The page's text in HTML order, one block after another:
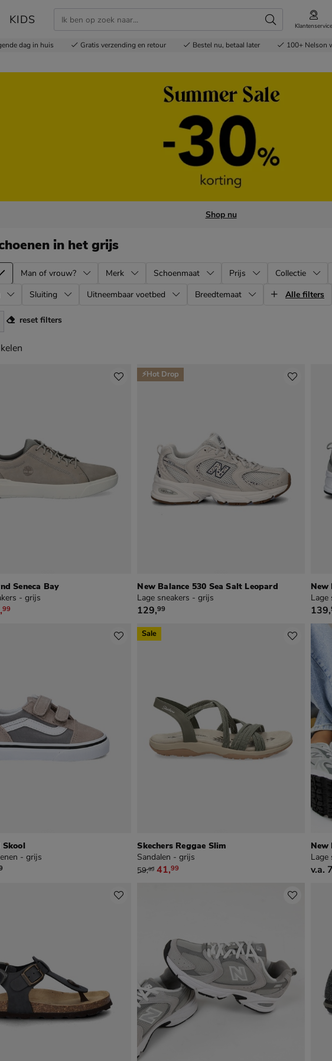
KIDS Klantenservice
dag in huis Gratis verzending en retour Bestel nu, betaal later 100+ Nelson
Shop nu
in het grijs
Man of vrouw? Merk Schoenmaat Prijs Collectie
Sluiting Uitneembaar voetbed Breedtemaat Alle filters
reset filters
Seneca Bay
- grijs
voor € 83,99
,99
New Balance 530 Sea Salt Leopard
Lage sneakers - grijs
€ 129,99
129,99
⚡Hot Drop
New
Lage
€
139,
Skool
- grijs
Skechers Reggae Slim
Sandalen - grijs
van € 59,99 voor € 41,99
59,99 41,99
Sale
New
Lage
v.a.